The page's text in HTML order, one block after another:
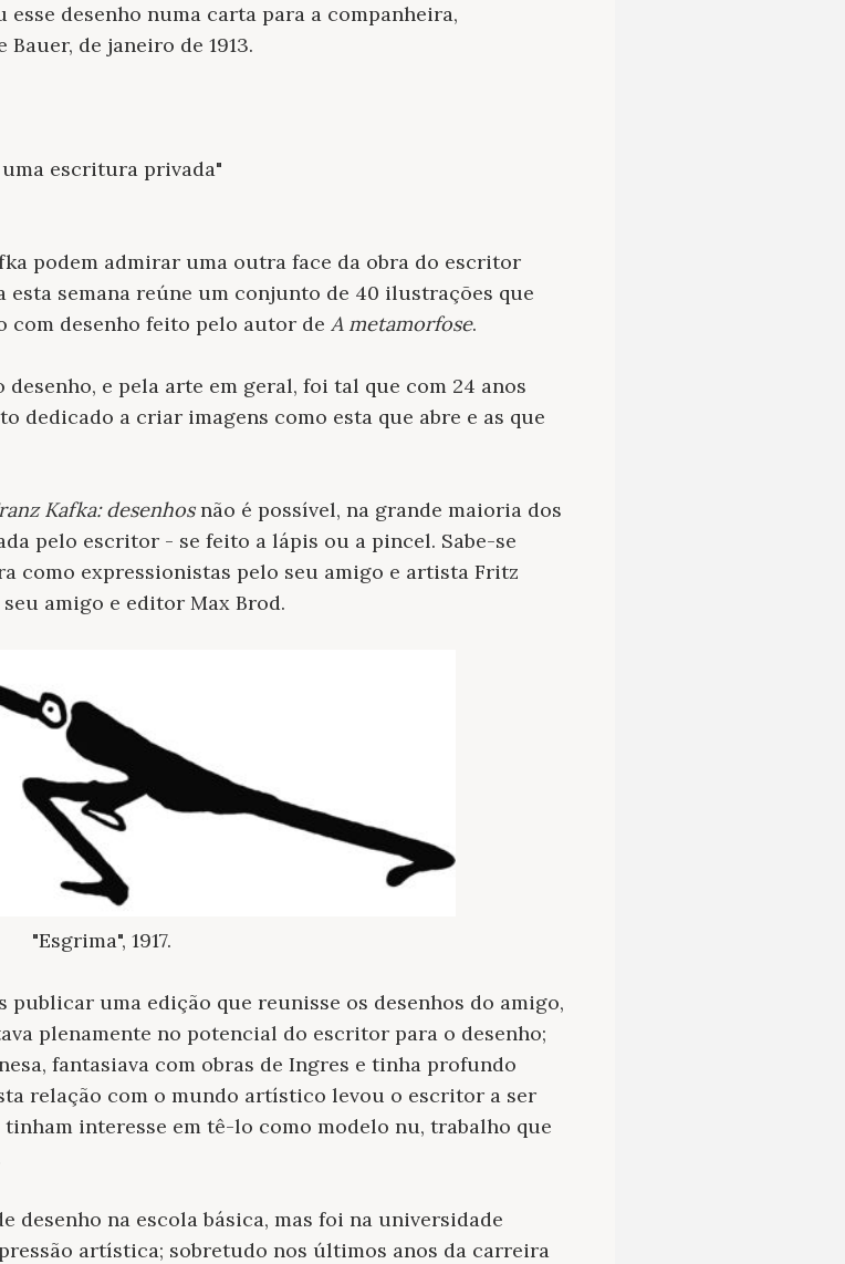
desenho numa carta para a companheira,
Bauer, de janeiro de 1913.
uma escritura privada"
podem admirar uma outra face da obra do escritor
esta semana reúne um conjunto de 40 ilustrações que
com desenho feito pelo autor de A metamorfose.
e pela arte em geral, foi tal que com 24 anos
dedicado a criar imagens como esta que abre e as que
Kafka: desenhosnão é possível, na grande maioria dos
pelo escritor - se feito a lápis ou a pincel. Sabe-se
como expressionistas pelo seu amigo e artista Fritz
amigo e editor Max Brod.
"Esgrima", 1917.
publicar uma edição que reunisse os desenhos do amigo,
plenamente no potencial do escritor para o desenho;
fantasiava com obras de Ingres e tinha profundo
relação com o mundo artístico levou o escritor a ser
interesse em tê-lo como modelo nu, trabalho que
desenho na escola básica, mas foi na universidade
artística; sobretudo nos últimos anos da carreira